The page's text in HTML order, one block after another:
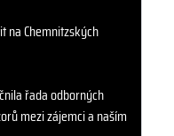
na Chemnitzských
řada odborných
mezi zájemci a naším